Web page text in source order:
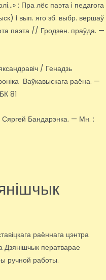
: Пра лёс паэта i педагога
i вып. яго зб. выбр. вершаў
паэта // Гродзен. праўда. —
/ Генадзь
Ваўкавыскага раёна. —
81
Бандарэнка. — Мн. :
раённага цэнтра
Дзянішчык ператварае
ручной работы.